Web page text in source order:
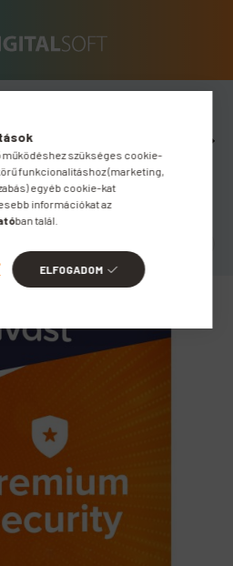
(10 ESZKÖZ
működéshez szükséges cookie-
funkcionalitáshoz (marketing,
egyéb cookie-kat
információkat az
ban talál.
ELFOGADOM